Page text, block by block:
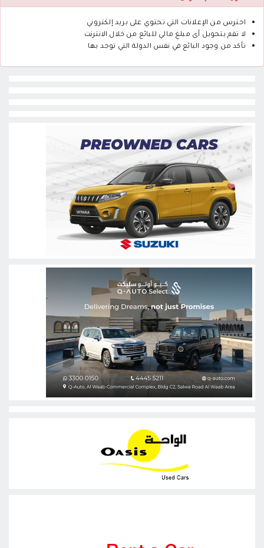
احترس من الإعلانات التي تحتوي على بريد إلكتروني
لا تقم بتحويل أى مبلغ مالي للبائع من خلال الانترنت
تأكد من وجود البائع في نفس الدولة التي توجد بها